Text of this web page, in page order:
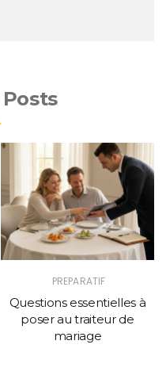
PREPARATIF
Questions essentielles à
poser au traiteur de
mariage